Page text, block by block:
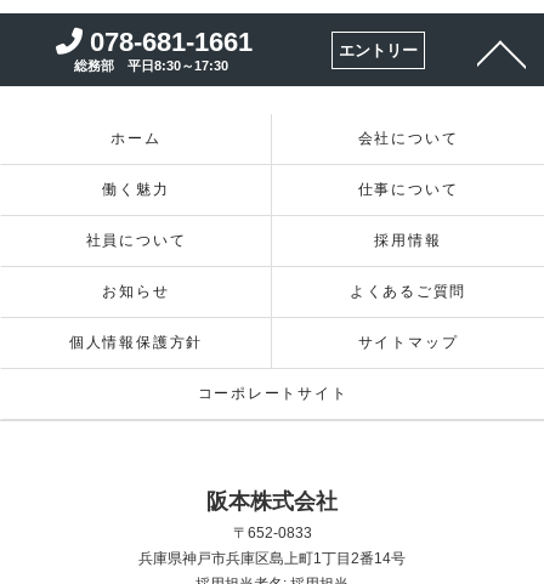
078-681-1661
総務部 平日8:30～17:30
エントリー
ホーム 会社について
働く魅力 仕事について
社員について 採用情報
お知らせ よくあるご質問
個人情報保護方針 サイトマップ
コーポレートサイト
阪本株式会社
〒652-0833
兵庫県神戸市兵庫区島上町1丁目2番14号